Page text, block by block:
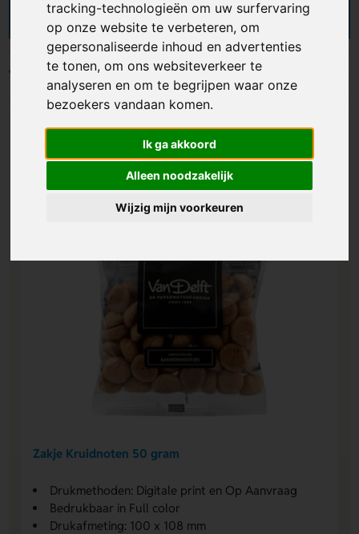
tracking-technologieën om uw surfervaring
op onze website te verbeteren, om
gepersonaliseerde inhoud en advertenties
te tonen, om ons websiteverkeer te
analyseren en om te begrijpen waar onze
bezoekers vandaan komen.
Ik ga akkoord
Alleen noodzakelijk
Wijzig mijn voorkeuren
van jouw collega's of relaties tijdens het
Sinterklaasfeest? Dan zijn onze Sinterklaas
geschenken de perfecte keuze. Van zakjes met
kruidnoten tot amandelstaven, chocoladeletters,
strooigoed of complete Sint geschenkpakketten
—er is voor iedereen wat wils. Je kunt deze Sint
geschenken laten bedrukken met je logo, een
persoonlijke boodschap of een eigen ontwerp.
Met deze gepersonaliseerde Sinterklaas
geschenken speel je in op 5 december en maak je
op een smaakvolle manier reclame!
Filters
Zakje Kruidnoten 50 gram
Drukmethoden: Digitale print en Op Aanvraag
Bedrukbaar in Full color
Drukafmeting: 100 x 108 mm